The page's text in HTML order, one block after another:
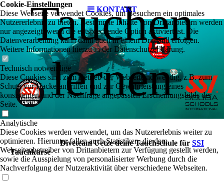
KONTAKT
Tauchen
lernen
Diveteam Uetze deine Tauchschule für SSI
Tauchkurse
Cookie-Einstellungen
Diese Webseite verwendet Cookies, um Besuchern ein optimales
Nutzererlebnis zu bieten. Bestimmte Inhalte von Drittanbietern werden
nur angezeigt, wenn die entsprechende Option aktiviert ist. Die
Datenverarbeitung kann dann auch in einem Drittland erfolgen.
Weitere Informationen hierzu in der Datenschutzerklärung.
Technisch notwendige
Diese Cookies sind zum Betrieb der Webseite notwendig, z.B. zum
Schutz vor Hackerangriffen und zur Gewährleistung eines
konsistenten und der Nachfrage angepassten Erscheinungsbilds der
Seite.
Analytische
Diese Cookies werden verwendet, um das Nutzererlebnis weiter zu
optimieren. Hierunter fallen auch Statistiken, die dem
Webseitenbetreiber von Drittanbietern zur Verfügung gestellt werden,
sowie die Ausspielung von personalisierter Werbung durch die
Nachverfolgung der Nutzeraktivität über verschiedene Webseiten.